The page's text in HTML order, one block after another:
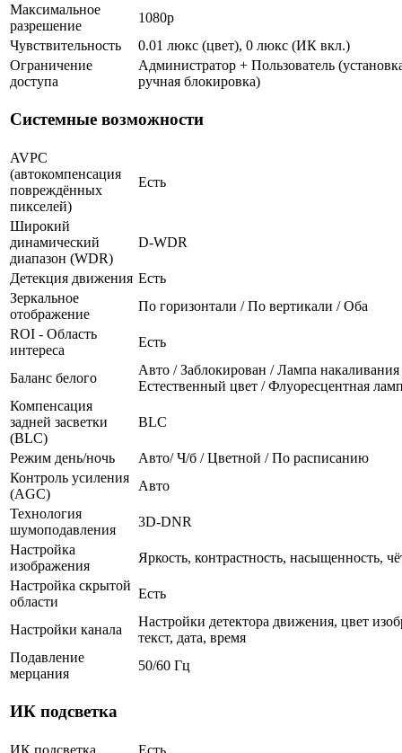
Максимальное
разрешение
1080p
Чувствительность
0.01 люкс (цвет), 0 люкс (ИК вкл.)
Ограничение
доступа
Администратор + Пользователь
ручная блокировка)
Системные возможности
AVPC
(автокомпенсация
повреждённых
пикселей)
Есть
Широкий
динамический
диапазон (WDR)
D-WDR
Детекция движения Есть
Зеркальное
отображение
По горизонтали / По вертикали / Оба
ROI - Область
интереса
Есть
Баланс белого
Авто / Заблокирован / Лампа
Естественный цвет / Флуоресцентная
Компенсация
задней засветки
(BLC)
BLC
Режим день/ночь
Авто/ Ч/б / Цветной / По расписанию
Контроль усиления
(AGC)
Авто
Технология
шумоподавления
3D-DNR
Настройка
изображения
Яркость, контрастность, насыщенность,
Настройка скрытой
области
Есть
Настройки канала
Настройки детектора движения, цвет
текст, дата, время
Подавление
мерцания
50/60 Гц
ИК подсветка
ИК подсветка
Есть